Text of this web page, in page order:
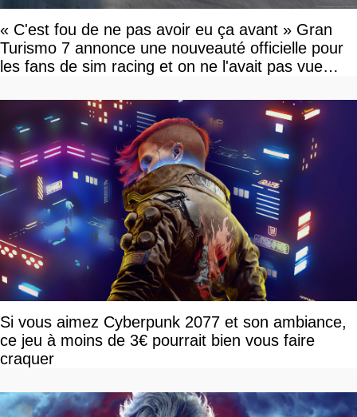
« C'est fou de ne pas avoir eu ça avant » Gran
Turismo 7 annonce une nouveauté officielle pour
les fans de sim racing et on ne l'avait pas vue
Si vous aimez Cyberpunk 2077 et son ambiance,
ce jeu à moins de 3€ pourrait bien vous faire
craquer